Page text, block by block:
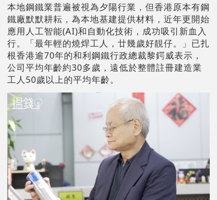
本地鋼鐵業普遍被視為夕陽行業，但香港原本有鋼
鐵廠默默耕耘，為本地基建提供材料，近年更開始
應用人工智能(AI)和自動化技術，成功吸引新血入
行。「最年輕的燒焊工人，廿幾歲好靚仔。」已扎
根香港逾70年的和利鋼鐵行政總裁黎鍔威表示，
公司平均年齡約30多歲，遠低於整體註冊建造業
工人50歲以上的平均年齡。